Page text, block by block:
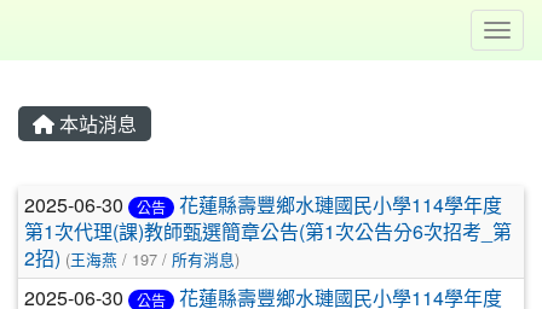
本站消息
文章列表
2025-06-30 公告
花蓮縣壽豐鄉水璉國民小學114學年度
第1次代理(課)教師甄選簡章公告(第1次公告分6次招考_第
2招) (王海燕 / 197 / 所有消息)
2025-06-30 公告
花蓮縣壽豐鄉水璉國民小學114學年度